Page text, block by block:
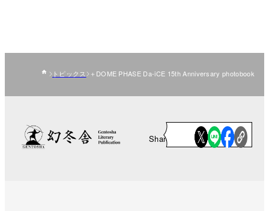
トピックス ＋DOME PHASE Da-iCE 15th Anniversary photobook
Share